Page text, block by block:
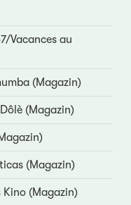
Vacances au
(Magazin)
(Magazin)
(Magazin)
Kino (Magazin)